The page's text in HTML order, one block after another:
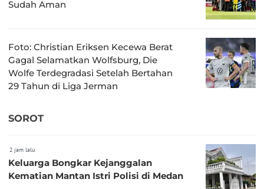
Sudah Aman
Foto: Christian Eriksen Kecewa Berat
Gagal Selamatkan Wolfsburg, Die
Wolfe Terdegradasi Setelah Bertahan
29 Tahun di Liga Jerman
SOROT
2 jam lalu
Keluarga Bongkar Kejanggalan
Kematian Mantan Istri Polisi di Medan